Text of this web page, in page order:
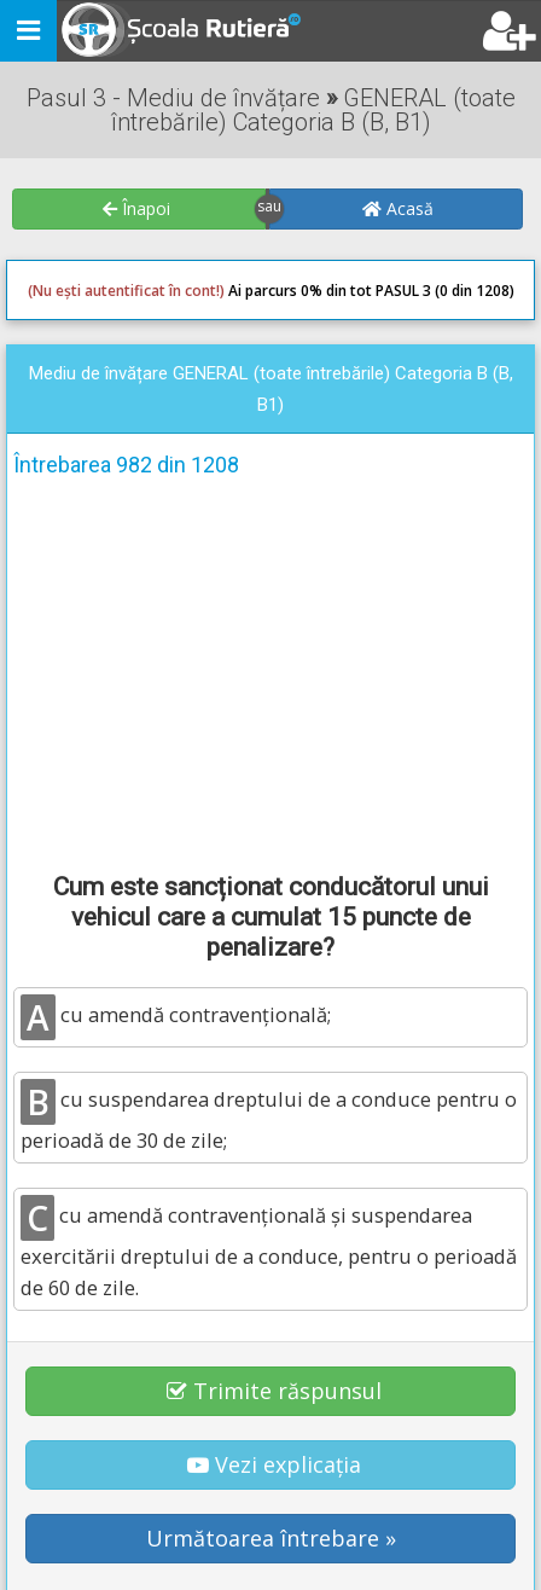
Toggle
navigation
Pasul 3 - Mediu de învățare »GENERAL (toate
întrebările) Categoria B (B, B1)
Înapoi Acasă
(Nu ești autentificat în cont!) Ai parcurs 0% din tot PASUL 3 (0 din 1208)
0
Mediu de învățare GENERAL (toate întrebările) Categoria B (B,
B1)
Întrebarea 982 din 1208
Cum este sancționat conducătorul unui
vehicul care a cumulat 15 puncte de
penalizare?
A cu amendă contravențională;
B cu suspendarea dreptului de a conduce pentru o
perioadă de 30 de zile;
C cu amendă contravențională și suspendarea
exercitării dreptului de a conduce, pentru o perioadă
de 60 de zile.
Trimite răspunsul
Vezi explicația
Următoarea întrebare »